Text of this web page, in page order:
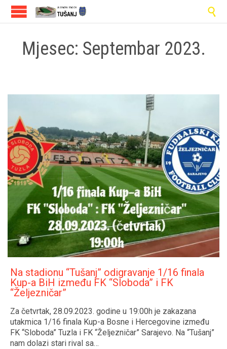

Mjesec: Septembar 2023.
Na stadionu “Tušanj” odigravanje 1/16 finala
Kup-a BiH između FK “Sloboda” i FK
“Željezničar”
Za četvrtak, 28.09.2023. godine u 19:00h je zakazana
utakmica 1/16 finala Kup-a Bosne i Hercegovine između
FK “Sloboda” Tuzla i FK “Željezničar” Sarajevo. Na “Tušanj”
nam dolazi stari rival sa…